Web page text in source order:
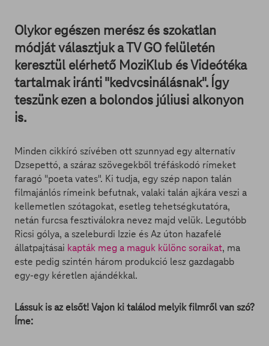
Olykor egészen merész és szokatlan
módját választjuk a TV GO felületén
keresztül elérhető MoziKlub és Videótéka
tartalmak iránti "kedvcsinálásnak". Így
teszünk ezen a bolondos júliusi alkonyon
is.
Minden cikkíró szívében ott szunnyad egy alternatív
Dzsepettó, a száraz szövegekből tréfáskodó rímeket
faragó "poeta vates". Ki tudja, egy szép napon talán
filmajánlós rímeink befutnak, valaki talán ajkára veszi a
kellemetlen szótagokat, esetleg tehetségkutatóra,
netán furcsa fesztiválokra nevez majd velük. Legutóbb
Ricsi gólya, a szeleburdi Izzie és Az úton hazafelé
állatpajtásai kapták meg a maguk különc soraikat, ma
este pedig szintén három produkció lesz gazdagabb
egy-egy kéretlen ajándékkal.
Lássuk is az elsőt! Vajon ki találod melyik filmről van szó?
Íme: